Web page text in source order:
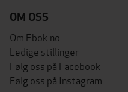
OM OSS
Om Ebok.no
Ledige stillinger
Følg oss på Facebook
Følg oss på Instagram